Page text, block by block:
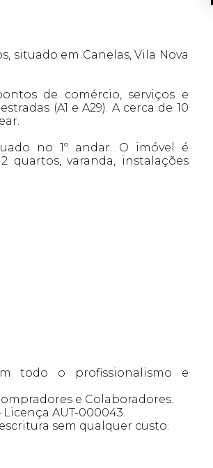
situado em Canelas, Vila Nova
de comércio, serviços e
(A1 e A29). A cerca de 10
no 1º andar. O imóvel é
quartos, varanda, instalações
todo o profissionalismo e
e Colaboradores.
AUT-000043.
sem qualquer custo.